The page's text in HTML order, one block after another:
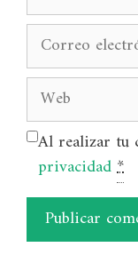
Correo
electrónico
Web
Al realizar tu
privacidad*